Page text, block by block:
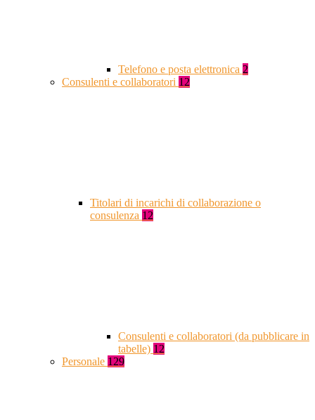
Telefono e posta elettronica 2
Consulenti e collaboratori 12
Titolari di incarichi di collaborazione o
consulenza 12
Consulenti e collaboratori (da pubblicare in
tabelle) 12
Personale 129